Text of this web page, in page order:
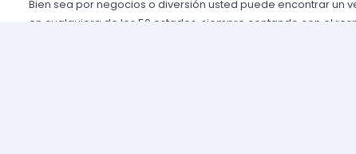
Bien sea por negocios o diversión usted puede encontrar un
en cualquiera de los 50 estados, siempre contando con el